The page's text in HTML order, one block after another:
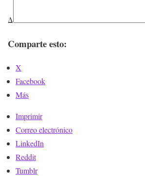
Δ
Comparte esto:
X
Facebook
Más
Imprimir
Correo electrónico
LinkedIn
Reddit
Tumblr